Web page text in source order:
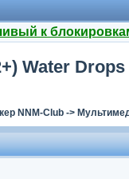
к
Water
NNM-Club ->